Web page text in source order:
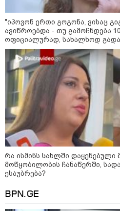
მსოფლიო ჩემპიონატზე™
15:49 / 06-08-2026
შეიძინე ალდაგის
მიიღე გაორმაგებული
Faceამბები
"იპოვონ ერთი გოგონა, ვისაც
ავიწროებდა - თუ გამოჩნდება
ოფიციალურად, სახალხოდ
განცხადებას ავრცელებს
რა ისმინს სახლში დაყენებული
მოწყობილობის ჩანაწერში,
ესაუბრება?
BPN.GE